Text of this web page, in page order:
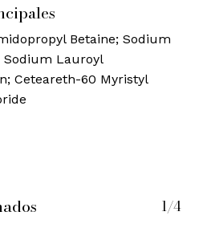
Betaine; Sodium
Sodium Lauroyl
Ceteareth-60 Myristyl
1/4